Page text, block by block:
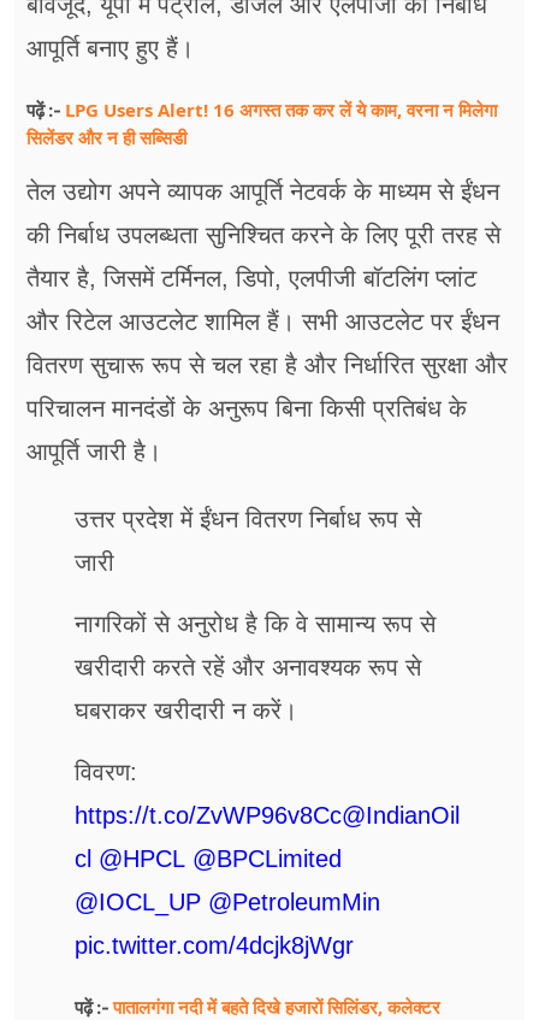
आपूर्ति बनाए हुए हैं।
पढ़ें :- LPG Users Alert! 16 अगस्त तक कर लें ये काम, वरना न मिलेगा
सिलेंडर और न ही सब्सिडी
तेल उद्योग अपने व्यापक आपूर्ति नेटवर्क के माध्यम से ईंधन
की निर्बाध उपलब्धता सुनिश्चित करने के लिए पूरी तरह से
तैयार है, जिसमें टर्मिनल, डिपो, एलपीजी बॉटलिंग प्लांट
और रिटेल आउटलेट शामिल हैं। सभी आउटलेट पर ईंधन
वितरण सुचारू रूप से चल रहा है और निर्धारित सुरक्षा और
परिचालन मानदंडों के अनुरूप बिना किसी प्रतिबंध के
आपूर्ति जारी है।
उत्तर प्रदेश में ईंधन वितरण निर्बाध रूप से
जारी
नागरिकों से अनुरोध है कि वे सामान्य रूप से
खरीदारी करते रहें और अनावश्यक रूप से
घबराकर खरीदारी न करें।
विवरण:
https://t.co/ZvWP96v8Cc@IndianOil
cl @HPCL @BPCLimited
@IOCL_UP @PetroleumMin
pic.twitter.com/4dcjk8jWgr
पढ़ें :-पातालगंगा नदी में बहते दिखे हजारों सिलिंडर, कलेक्टर